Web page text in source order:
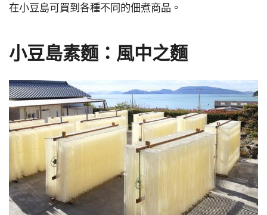
在小豆島可買到各種不同的佃煮商品。
小豆島素麵：風中之麵